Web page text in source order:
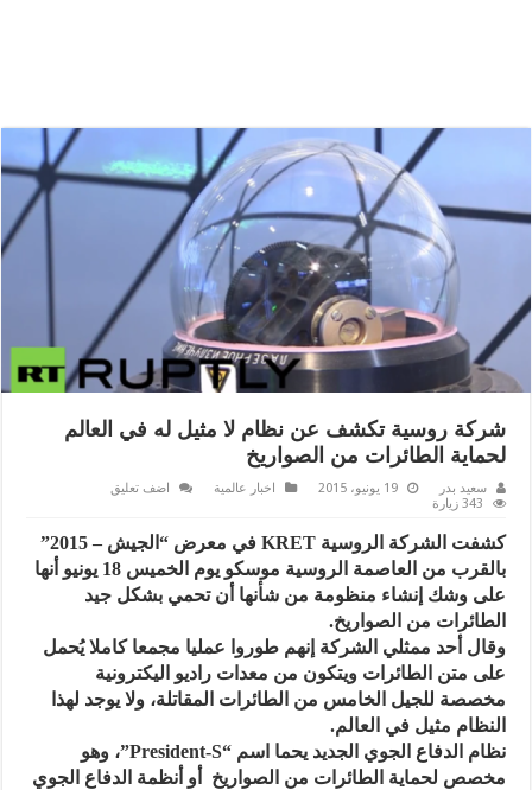
شركة روسية تكشف عن نظام لا مثيل له في العالم
لحماية الطائرات من الصواريخ
سعيد بدر 19 يونيو، 2015 اخبار عالمية
اضف تعليق
343 زيارة
كشفت الشركة الروسية KRET في معرض “الجيش – 2015”
بالقرب من العاصمة الروسية موسكو يوم الخميس 18 يونيو أنها
على وشك إنشاء منظومة من شأنها أن تحمي بشكل جيد
الطائرات من الصواريخ.
وقال أحد ممثلي الشركة إنهم طوروا عمليا مجمعا كاملا يُحمل
على متن الطائرات ويتكون من معدات راديو اليكترونية
مخصصة للجيل الخامس من الطائرات المقاتلة، ولا يوجد لهذا
النظام مثيل في العالم.
نظام الدفاع الجوي الجديد يحما اسم “President-S”، وهو
مخصص لحماية الطائرات من الصواريخ أو أنظمة الدفاع الجوي